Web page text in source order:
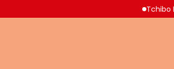
Tchibo